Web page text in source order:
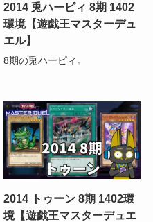
2014 兎ハーピィ 8期 1402
環境【遊戯王マスターデュ
エル】
8期の兎ハーピィ。
2014 トゥーン 8期 1402環
境【遊戯王マスターデュエ